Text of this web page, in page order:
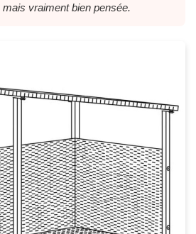
vraiment bien pensée.